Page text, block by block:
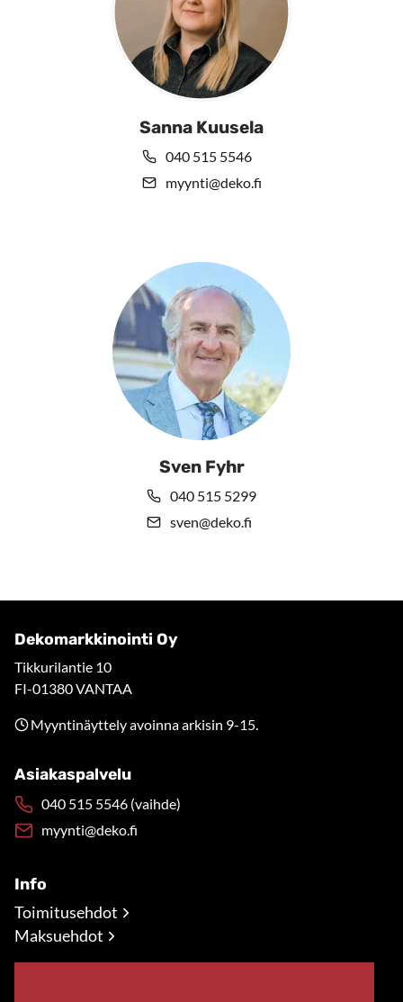
Sanna Kuusela
040 515 5546
myynti@deko.fi
Sven Fyhr
040 515 5299
sven@deko.fi
Dekomarkkinointi Oy
Tikkurilantie 10
FI-01380 VANTAA
Myyntinäyttely avoinna arkisin 9-15.
Asiakaspalvelu
040 515 5546 (vaihde)
myynti@deko.fi
Info
Toimitusehdot
Maksuehdot